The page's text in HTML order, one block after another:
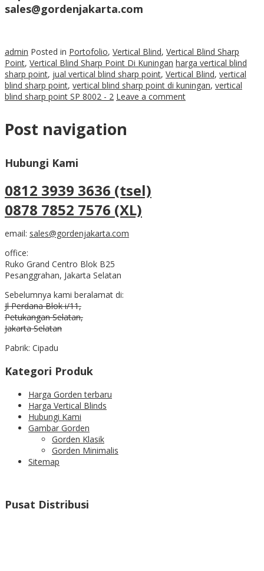
sales@gordenjakarta.com
admin Posted in Portofolio, Vertical Blind, Vertical Blind Sharp
Point, Vertical Blind Sharp Point Di Kuningan harga vertical blind
sharp point, jual vertical blind sharp point, Vertical Blind, vertical
blind sharp point, vertical blind sharp point di kuningan, vertical
blind sharp point SP 8002 - 2 Leave a comment
Post navigation
Hubungi Kami
0812 3939 3636 (tsel)
0878 7852 7576 (XL)
email: sales@gordenjakarta.com
office:
Ruko Grand Centro Blok B25
Pesanggrahan, Jakarta Selatan
Sebelumnya kami beralamat di:
Jl Perdana Blok i/11,
Petukangan Selatan,
Jakarta Selatan
Pabrik: Cipadu
Kategori Produk
Harga Gorden terbaru
Harga Vertical Blinds
Hubungi Kami
Gambar Gorden
Gorden Klasik
Gorden Minimalis
Sitemap
Pusat Distribusi